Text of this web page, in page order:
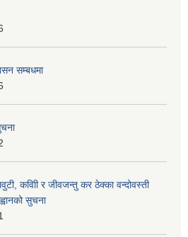
सम्बधमा
कवािी र जीवजन्तु कर ठेक्का वन्दोवस्ती
सुचना